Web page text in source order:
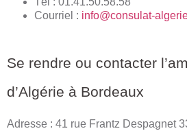
Courriel : info@consulat-
Se rendre ou contacter
d’Algérie à Bordeaux
Adresse : 41 rue Frantz Despagnet